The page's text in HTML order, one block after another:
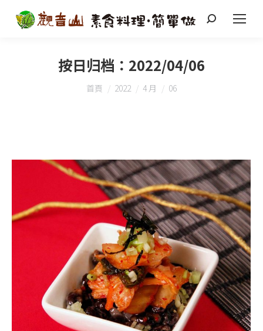
搜
按日归档： 2022/04/06
您在這裡：
首頁 2022 4 月 06